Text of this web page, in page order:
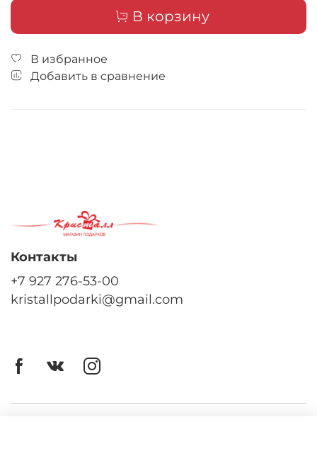
В корзину
В избранное
Добавить в сравнение
Контакты
+7 927 276-53-00
kristallpodarki@gmail.com